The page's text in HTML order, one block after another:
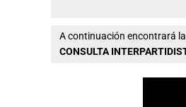
A continuación encontrará
CONSULTA